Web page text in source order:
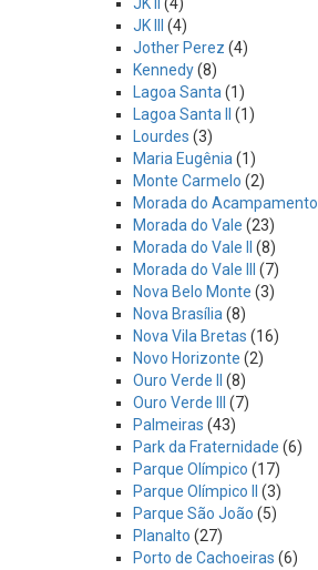
JK III
(4)
Jother Perez (4)
Kennedy(8)
Lagoa Santa (1)
Lagoa Santa II
(1)
Lourdes (3)
Maria Eugênia (1)
Monte Carmelo (2)
Morada do Acampamento
Morada do Vale (23)
Morada do Vale II
(8)
Morada do Vale III
(7)
Nova Belo Monte (3)
Nova Brasília (8)
Nova Vila Bretas (16)
Novo Horizonte (2)
Ouro Verde II
(8)
Ouro Verde III
(7)
Palmeiras (43)
Park da Fraternidade (6)
Parque Olímpico (17)
Parque Olímpico II
(3)
Parque São João (5)
Planalto (27)
Porto de Cachoeiras (6)